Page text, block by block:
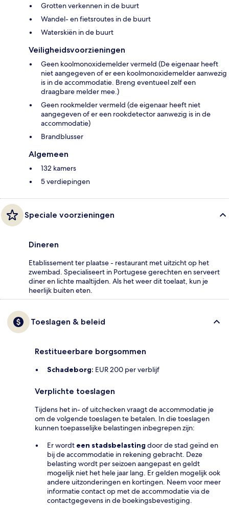
Grotten verkennen in de buurt
Wandel- en fietsroutes in de buurt
Waterskiën in de buurt
Veiligheidsvoorzieningen
Geen koolmonoxidemelder vermeld (De eigenaar heeft
niet aangegeven of er een koolmonoxidemelder aanwezig
is in de accommodatie. Breng eventueel zelf een
draagbare melder mee.)
Geen rookmelder vermeld (de eigenaar heeft niet
aangegeven of er een rookdetector aanwezig is in de
accommodatie)
Brandblusser
Algemeen
132 kamers
5 verdiepingen
Speciale voorzieningen
Dineren
Etablissement ter plaatse - restaurant met uitzicht op het
zwembad. Specialiseert in Portugese gerechten en serveert
diner en lichte maaltijden. Als het weer dit toelaat, kun je
heerlijk buiten eten.
Toeslagen & beleid
Restitueerbare borgsommen
Schadeborg: EUR 200 per verblijf
Verplichte toeslagen
Tijdens het in- of uitchecken vraagt de accommodatie je
om de volgende toeslagen te betalen. In die toeslagen
kunnen toepasselijke belastingen inbegrepen zijn:
Er wordt een stadsbelasting door de stad geïnd en
bij de accommodatie in rekening gebracht. Deze
belasting wordt per seizoen aangepast en geldt
mogelijk niet het hele jaar lang. Er gelden mogelijk ook
andere uitzonderingen en kortingen. Neem voor meer
informatie contact op met de accommodatie via de
contactgegevens in de boekingsbevestiging.